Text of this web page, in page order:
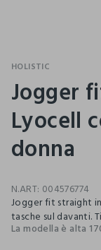
HOLISTIC
Jogger
Lyocell
donna
N.ART: 004576774
Jogger fit straight
tasche sul davanti.
La modella è alta